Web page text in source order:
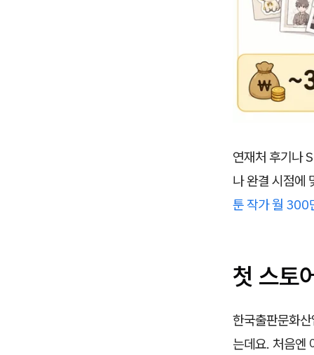
연재처 후기나
나 완결 시점에
툰 작가 월 300
첫 스토
한국출판문화
는데요. 처음엔